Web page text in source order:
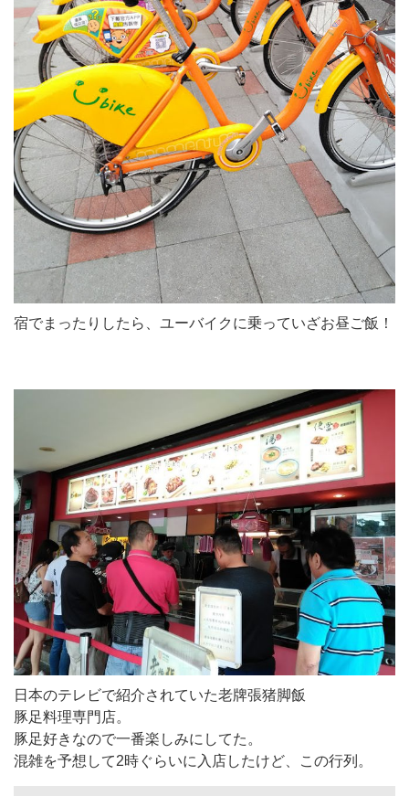
宿でまったりしたら、ユーバイクに乗っていざお昼ご飯！
日本のテレビで紹介されていた老牌張猪脚飯
豚足料理専門店。
豚足好きなので一番楽しみにしてた。
混雑を予想して2時ぐらいに入店したけど、この行列。